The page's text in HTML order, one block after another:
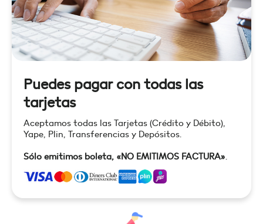
Puedes pagar con todas las
tarjetas
Aceptamos todas las Tarjetas (Crédito y Débito),
Yape, Plin, Transferencias y Depósitos.
Sólo emitimos boleta, «NO EMITIMOS FACTURA».